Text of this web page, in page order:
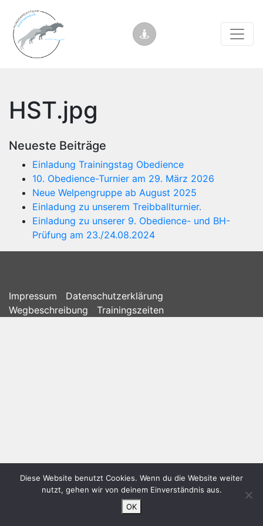
HST.jpg
Neueste Beiträge
Einladung Trainingstag Obedience
10. Obedience-Turnier am 29. März 2026
Neue Welpengruppe ab August 2025
Einladung zu unserem Treibballturnier.
Einladung zu unserer 9. Obedience- und BH-
Prüfung am 23./24.08.2024
Impressum
Datenschutzerklärung
Wegbeschreibung
Trainingszeiten
Diese Website benutzt Cookies. Wenn du die Website weiter
nutzt, gehen wir von deinem Einverständnis aus.
OK